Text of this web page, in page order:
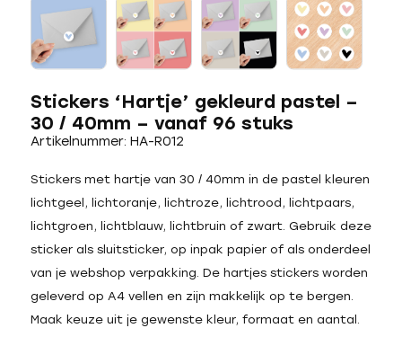
Stickers ‘Hartje’ gekleurd pastel –
30 / 40mm – vanaf 96 stuks
Artikelnummer: HA-R012
Stickers met hartje van 30 / 40mm in de pastel kleuren
lichtgeel, lichtoranje, lichtroze, lichtrood, lichtpaars,
lichtgroen, lichtblauw, lichtbruin of zwart. Gebruik deze
sticker als sluitsticker, op inpak papier of als onderdeel
van je webshop verpakking. De hartjes stickers worden
geleverd op A4 vellen en zijn makkelijk op te bergen.
Maak keuze uit je gewenste kleur, formaat en aantal.